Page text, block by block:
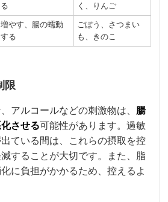
く、りんご
やす、腸の蠕動
る
ごぼう、さつまい
も、きのこ
限
アルコールなどの刺激物は、 腸
させる可能性があります。過敏
ている間は、これらの摂取を控
することが大切です。また、脂
に負担がかかるため、控えるよ